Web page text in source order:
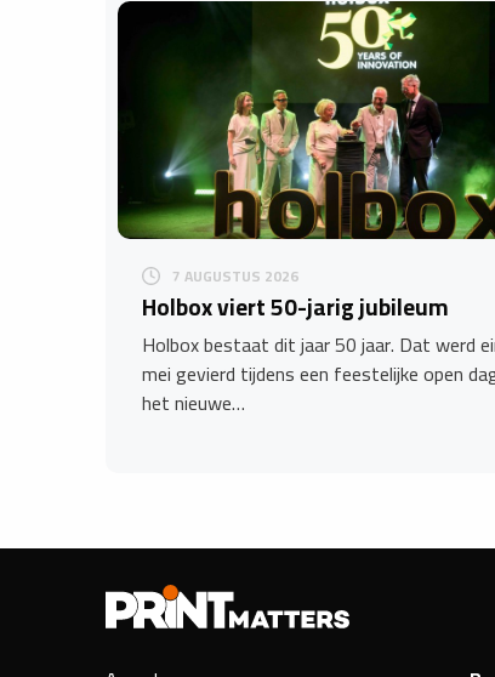
7 AUGUSTUS 2026
Holbox viert 50-jarig jubileum
Holbox bestaat dit jaar 50 jaar. Dat werd
mei gevierd tijdens een feestelijke open
het nieuwe…